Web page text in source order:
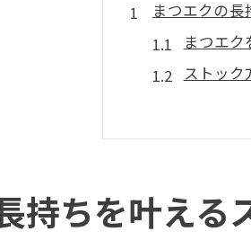
まつエクの
まつエ
ストッ
自まつ
狛江のま
ストック方法
まつエク
持ちを叶える